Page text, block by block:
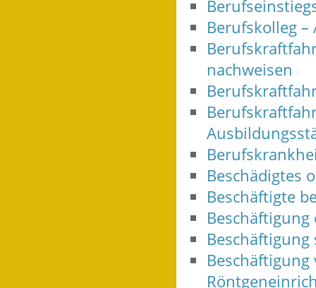
Berufskolleg
nachweisen
Beschädigtes
Beschäftigte